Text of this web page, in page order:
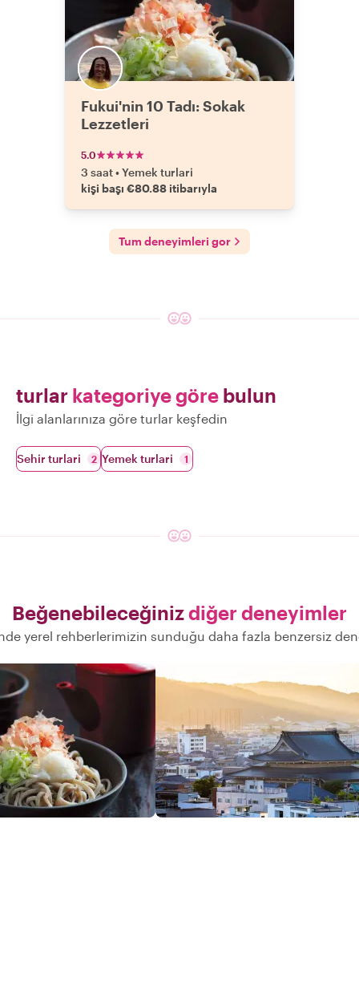
Fukui'nin 10 Tadı: Sokak
Lezzetleri
5.0
3 saat•Yemek turlari
kişi başı €80.88 itibarıyla
Tum deneyimleri gor
turlar kategoriye göre bulun
İlgi alanlarınıza göre turlar keşfedin
Sehir turlari 2 Yemek turlari 1
Beğenebileceğinizdiğer deneyimler
yerel rehberlerimizin sunduğu daha fazla benzersiz